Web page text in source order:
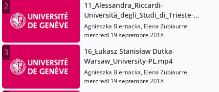
2
11_Alessandra_Riccardi-
Università_degli_Studi_di_Trieste-
IT.mp4
Agnieszka Biernacka, Elena Zubiaurre
mercredi 19 septembre 2018
3
16_Łukasz Stanisław Dutka-
Warsaw_University-PL.mp4
Agnieszka Biernacka, Elena Zubiaurre
mercredi 19 septembre 2018